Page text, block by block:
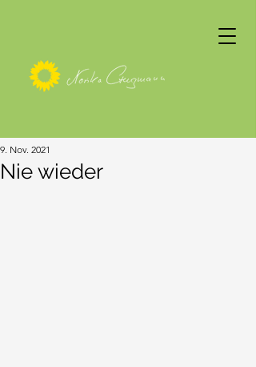
Nie wieder
9. Nov. 2021